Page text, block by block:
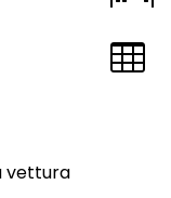
vettura